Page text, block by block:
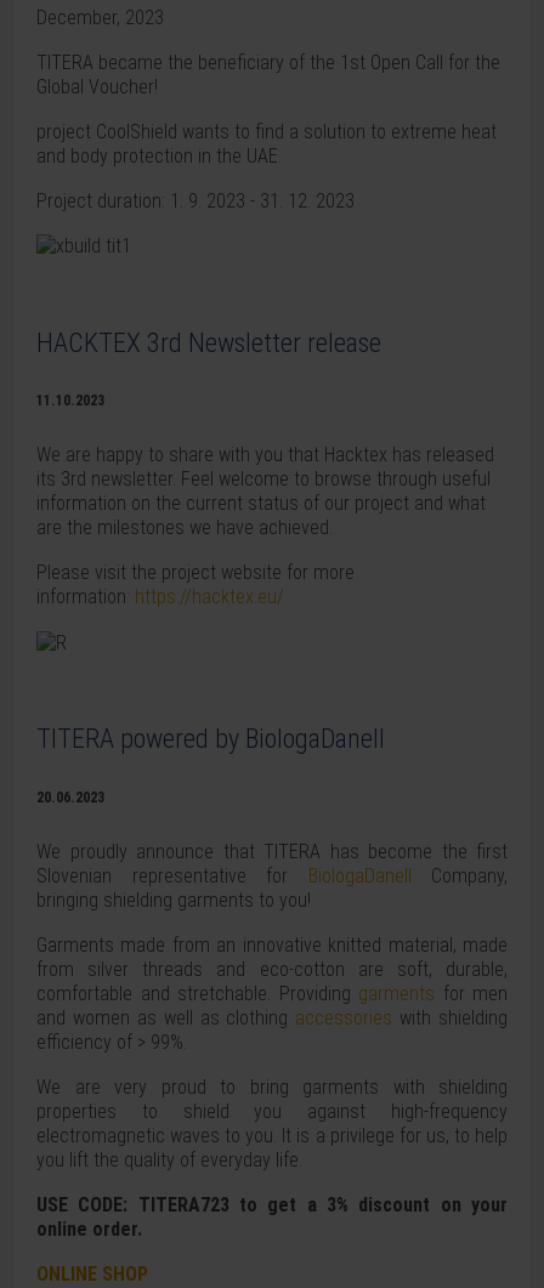
December, 2023
TITERA became the beneficiary of the 1st Open Call for the
Global Voucher!
project CoolShield wants to find a solution to extreme heat
and body protection in the UAE.
Project duration: 1. 9. 2023 - 31. 12. 2023
HACKTEX 3rd Newsletter release
11.10.2023
We are happy to share with you that Hacktex has released
its 3rd newsletter. Feel welcome to browse through useful
information on the current status of our project and what
are the milestones we have achieved.
Please visit the project website for more
information: https://hacktex.eu/
TITERA powered by BiologaDanell
20.06.2023
We proudly announce that TITERA has become the first
Slovenian representative for
BiologaDanell Company,
bringing shielding garments to you!
Garments made from an innovative knitted material, made
from silver threads and eco-cotton are soft, durable,
comfortable and stretchable. Providing garments for men
and women as well as clothing accessories with shielding
efficiency of > 99%.
We are very proud to bring garments with shielding
properties to shield you against high-frequency
electromagnetic waves to you. It is a privilege for us, to help
you lift the quality of everyday life.
USE CODE: TITERA723 to get a 3% discount on your
online order.
ONLINE SHOP